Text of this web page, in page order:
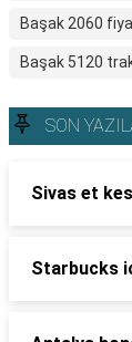
Başak 2060
Başak 5120
SON
Sivas et
Starbucks